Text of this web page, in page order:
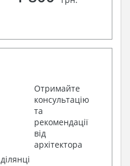
Отримайте
консультацію
та
рекомендації
від
архітектора